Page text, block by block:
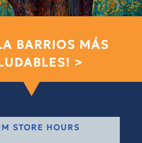
BARRIOS MÁS
>
STORE HOURS